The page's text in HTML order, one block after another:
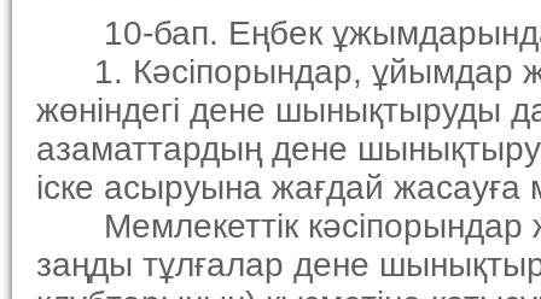
10-бап. Еңбек
1. Кәсiпорындар, ұйымдар
жөнiндегi дене шынықтыруды
азаматтардың дене
iске асыруына жағдай жасауға
Мемлекеттiк кәсiпорындар
заңды тұлғалар дене